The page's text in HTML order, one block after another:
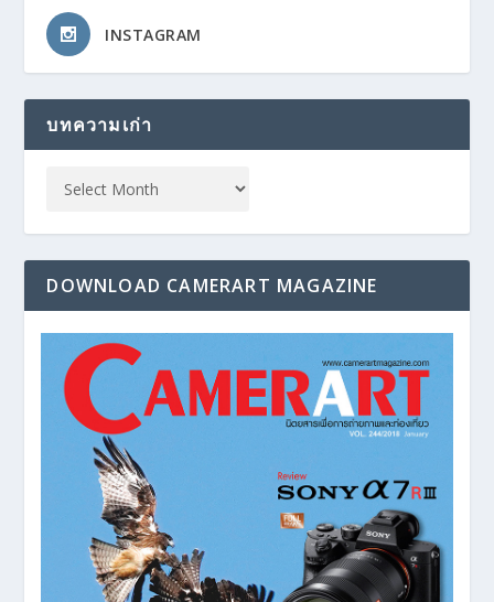
INSTAGRAM
บทความเก่า
DOWNLOAD CAMERART MAGAZINE